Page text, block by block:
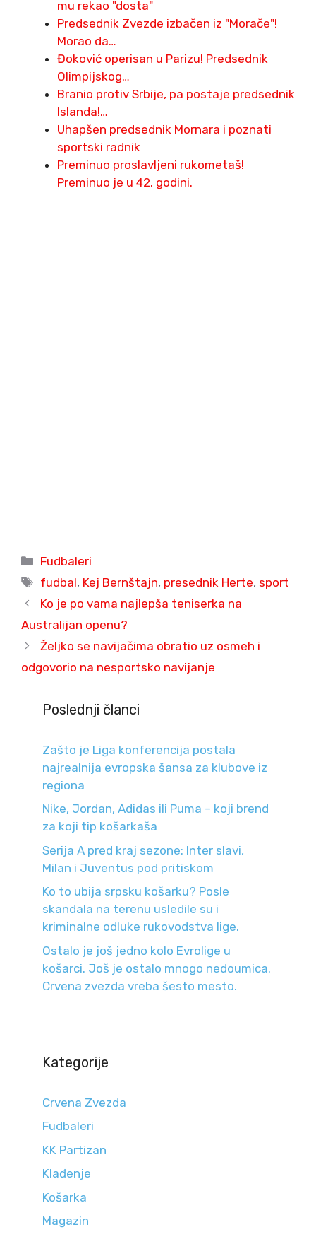
mu rekao "dosta"
Predsednik Zvezde izbačen iz "Morače"!
Morao da…
Đoković operisan u Parizu! Predsednik
Olimpijskog…
Branio protiv Srbije, pa postaje predsednik
Islanda!…
Uhapšen predsednik Mornara i poznati
sportski radnik
Preminuo proslavljeni rukometaš!
Preminuo je u 42. godini.
Categories
Fudbaleri
Tags
fudbal, Kej Bernštajn, presednik Herte, sport
Ko je po vama najlepša teniserka na
Australijan openu?
Željko se navijačima obratio uz osmeh i
odgovorio na nesportsko navijanje
Poslednji članci
Zašto je Liga konferencija postala
najrealnija evropska šansa za klubove iz
regiona
Nike, Jordan, Adidas ili Puma – koji brend
za koji tip košarkaša
Serija A pred kraj sezone: Inter slavi,
Milan i Juventus pod pritiskom
Ko to ubija srpsku košarku? Posle
skandala na terenu usledile su i
kriminalne odluke rukovodstva lige.
Ostalo je još jedno kolo Evrolige u
košarci. Još je ostalo mnogo nedoumica.
Crvena zvezda vreba šesto mesto.
Kategorije
Crvena Zvezda
Fudbaleri
KK Partizan
Klađenje
Košarka
Magazin